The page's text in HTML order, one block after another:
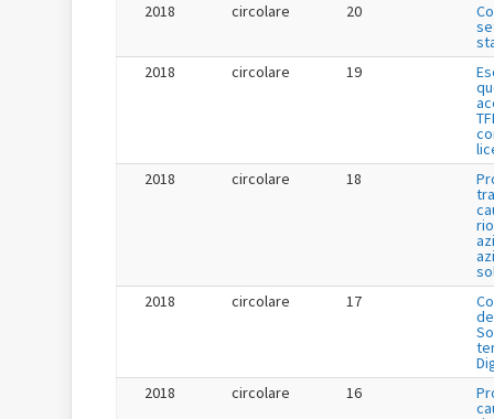
2018
circolare 20
2018
circolare 19
2018
circolare 18
2018
circolare 17
2018
circolare 16